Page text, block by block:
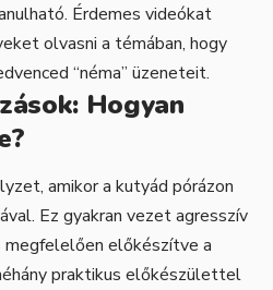
Érdemes videókat
olvasni a témában, hogy
“néma” üzeneteit.
Hogyan
amikor a kutyád pórázon
Ez gyakran vezet agresszív
megfelelően előkészítve a
praktikus előkészülettel